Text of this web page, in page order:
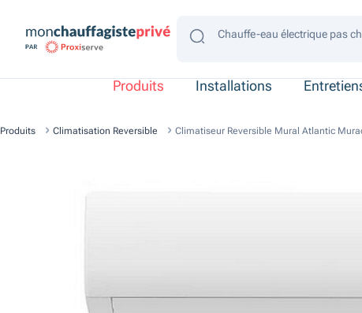
Chauffe-eau électrique pas
Chauffe-eau électrique gain
Chauffe-eau électrique 4
Chauffe-eau électrique 2
Chauffe-eau électrique
Produits Installations
Produits Climatisation Reversible Climatiseur Reversible Mural Atlantic